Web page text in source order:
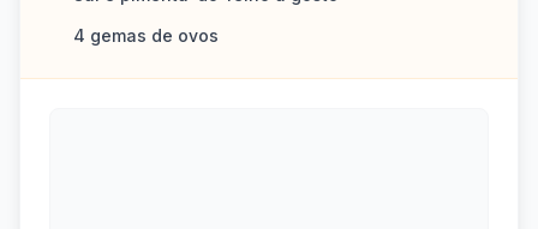
4 gemas de ovos